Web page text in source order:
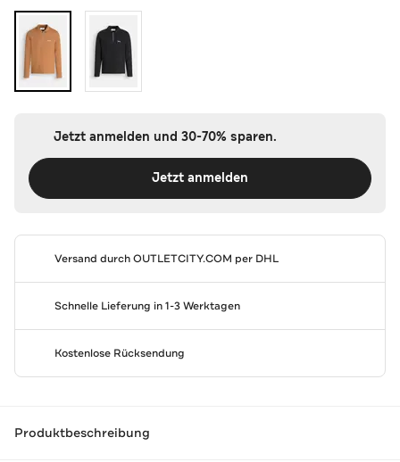
Jetzt anmelden und 30-70% sparen.
Jetzt anmelden
Versand durchOUTLETCITY.COM per DHL
Schnelle Lieferung in 1-3 Werktagen
Kostenlose Rücksendung
Produktbeschreibung